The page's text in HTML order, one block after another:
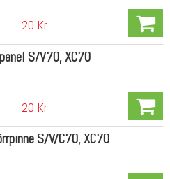
20 Kr
S/V70, XC70
20 Kr
S/V/C70, XC70